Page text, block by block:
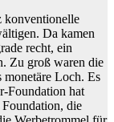
konventionelle
Da kamen
recht, ein
Zu groß waren die
monetäre Loch. Es
Foundation hat
die